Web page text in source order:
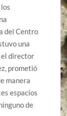
del Centro
una
el director
prometió
manera
espacios
de